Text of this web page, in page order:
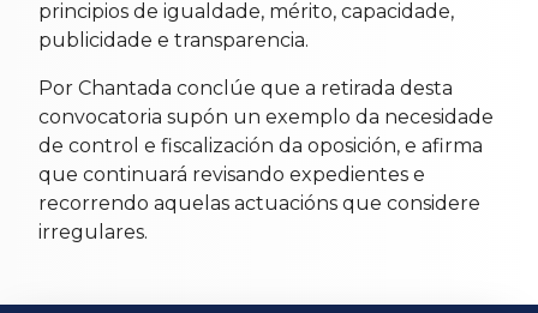
principios de igualdade, mérito, capacidade,
publicidade e transparencia.
Por Chantada conclúe que a retirada desta
convocatoria supón un exemplo da necesidade
de control e fiscalización da oposición, e afirma
que continuará revisando expedientes e
recorrendo aquelas actuacións que considere
irregulares.